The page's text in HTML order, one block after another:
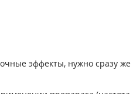
эффекты, нужно сразу же